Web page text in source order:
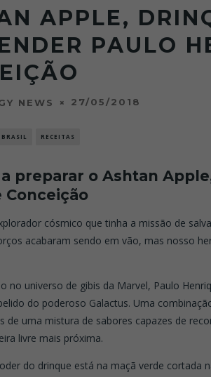
APPLE,
PAULO
NEWS 27/05/2018
RECEITAS
preparar o Ashtan
Conceição
cósmico que tinha a missão de
acabaram sendo em vão, mas nosso
no universo de gibis da Marvel, Paulo
do poderoso Galactus. Uma
de uma mistura de sabores capazes de
livre mais próxima.
do drinque está na maçã verde cortada